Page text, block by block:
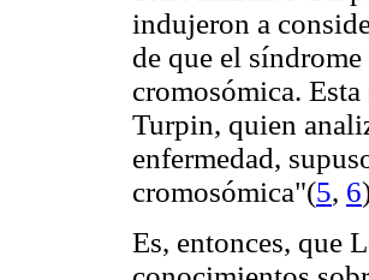
indujeron a
de que el
cromosómica.
Turpin, quien
enfermedad,
cromosómica"(5, 6
Es, entonces, que